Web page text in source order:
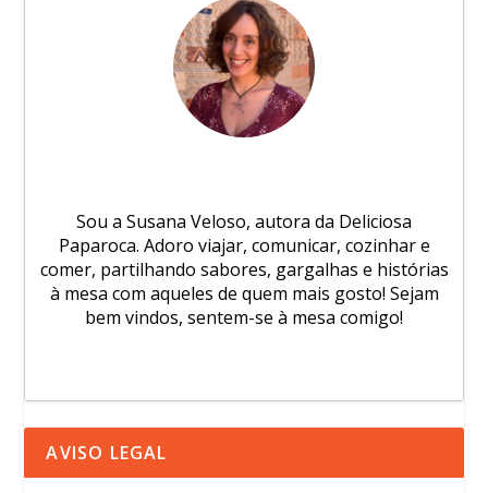
Sou a Susana Veloso, autora da Deliciosa
Paparoca. Adoro viajar, comunicar, cozinhar e
comer, partilhando sabores, gargalhas e histórias
à mesa com aqueles de quem mais gosto! Sejam
bem vindos, sentem-se à mesa comigo!
AVISO LEGAL